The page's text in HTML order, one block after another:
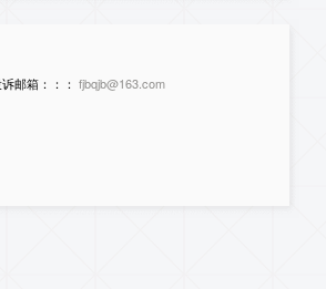
箱：：： fjbqjb@163.com